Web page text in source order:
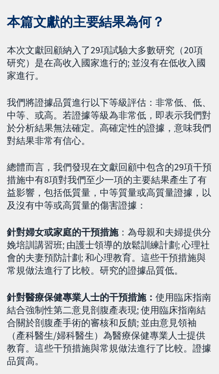
本篇文獻的主要結果為何？
本次文獻回顧納入了29項試驗大多數研究（20項
研究）是在高收入國家進行的; 並沒有在低收入國
家進行。
我們將證據品質進行以下等級評估：非常低、低、
中等、或高。若證據等級為非常低，即表示我們對
於分析結果無法確定。高確定性的證據，意味我們
對結果非常有信心。
總體而言，我們發現在文獻回顧中包含的29項干預
措施中有8項對我們至少一項的主要結果產生了有
益影響，包括低質量，中等質量或高質量證據，以
及沒有中等或高質量的傷害證據：
針對婦女或家庭的干預措施：為母親和夫婦提供分
娩培訓講習班; 由護士領導的放鬆訓練計劃; 心理社
會的夫妻預防計劃; 和心理教育。這些干預措施與
常規做法進行了比較。研究的證據品質低。
針對醫療保健專業人士的干預措施：使用臨床指南
結合強制性第二意見剖腹產表現; 使用臨床指南結
合關於剖腹產手術的審核和反饋; 並由意見領袖
（產科醫生/婦科醫生）為醫療保健專業人士提供
教育。這些干預措施與常規做法進行了比較。證據
品質高。